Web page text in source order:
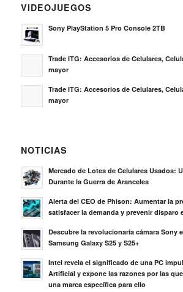
VIDEOJUEGOS
Sony PlayStation 5 Pro Console 2TB
Trade ITG: Accesorios de Celulares,
mayor
Trade ITG: Accesorios de Celulares,
mayor
NOTICIAS
Mercado de Lotes de Celulares Usados:
Durante la Guerra de Aranceles
Alerta del CEO de Phison: Aumentar la
satisfacer la demanda y prevenir disparo
Descubre la revolucionaria cámara Sony
Samsung Galaxy S25 y S25+
Intel revela el significado de una PC
Artificial y expone las razones por las
una marca específica para ello